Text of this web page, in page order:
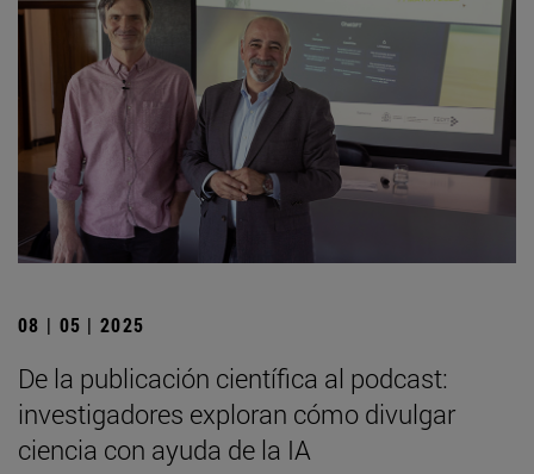
08 | 05 | 2025
De la publicación científica al podcast:
investigadores exploran cómo divulgar
ciencia con ayuda de la IA